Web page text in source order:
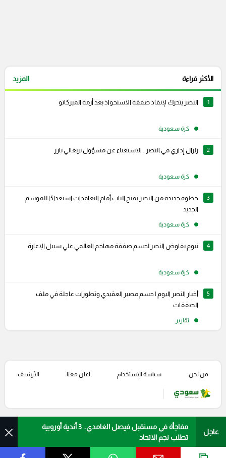
الأكثر قراءة المزيد
1 النصر يتحرك لإنقاذ صفقة الاستحواذ بعد أزمة الميركاتو
كرة سعودية
2 زلزال إداري في النصر.. الاستغناء عن مسؤول برتغالي بارز
كرة سعودية
3
خطوة جديدة من النصر تفتح الباب أمام التعاقدات استعدادًا للموسم
الجديد
كرة سعودية
4 نيوم يفاوض النصر لحسم صفقة مهاجم العالمي علي سبيل الإعارة
كرة سعودية
5
أخبار النصر اليوم | حسم مصير العقيدي وتطورات عاجلة في ملف
الصفقات
تقارير
عاجل
مفاجأة في مستقبل فيصل الغامدي.. 3 أندية أوروبية
تطلب نجم الاتحاد
من نحن سياسة الإستخدام اعلن معنا الأرشيف